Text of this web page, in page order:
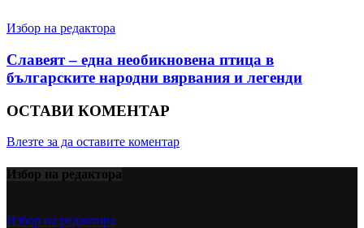
Избор на редактора
Славеят – една необикновена птица в
българските народни вярвания и легенди
ОСТАВИ КОМЕНТАР
Влезте за да оставите коментар
Избор на редактора
Избор на редактора